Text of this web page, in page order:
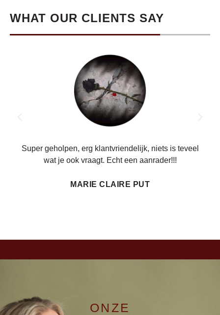
WHAT OUR CLIENTS SAY
Super geholpen, erg klantvriendelijk, niets is teveel
wat je ook vraagt. Echt een aanrader!!!
MARIE CLAIRE PUT
ONZE